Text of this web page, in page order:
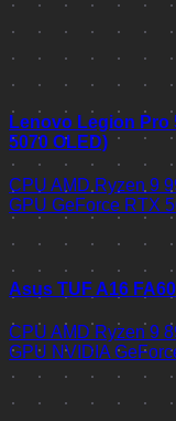
Lenovo Legion Pro
5070 OLED)
CPU AMD Ryzen 9
GPU GeForce RTX
Asus TUF A16
CPU AMD Ryzen 9
GPU NVIDIA